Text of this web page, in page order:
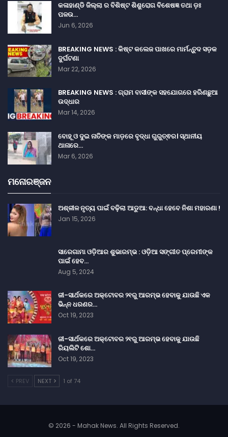
କଳାହାଣ୍ଡି ଜିଲ୍ଲା ର ବିଶିଷ୍ଟ ଶିଶୁରୋଗ ବିଶେଷଜ୍ଞ ତଥା ଡ଼ଃ
ପଳଉ…
Jun 6, 2026
BREAKING NEWS : କିଷ୍ଟ କଲେଜ ପାଖରେ ମାର୍ମନ୍ତୁଦ ସଡ଼କ
ଦୁର୍ଘଟଣା
Mar 22, 2026
BREAKING NEWS : ଗ୍ରାମ ବାସୀଙ୍କ ସହଯୋଗରେ ହରିଣଛୁଆ
ଉଦ୍ଧାର
Mar 14, 2026
ବୋହୂ ଓ ଦୁଇ ନାତିଙ୍କ ମାଡ଼ରେ ବୃଦ୍ଧା ଗୁରୁତ୍ଵର। ସ୍ଥାନୀୟ
ଥାନାରେ…
Mar 6, 2026
ମନୋରଞ୍ଜନ
ଅଶ୍ଳୀଳ ନୃତ୍ୟ ପାଇଁ ବଢ଼ିଲା ଆଡୁଆ: ବନ୍ଧା ହେବେ ନିଶା ମହାରଣା !
Jan 15, 2026
ସାରେଗାମା ଓଡ଼ିଆର ଶୁଭାରମ୍ଭ : ଓଡ଼ିଆ ସଙ୍ଗୀତ ପ୍ରେମୀଙ୍କ
ପାଇଁ ହେବ…
Aug 5, 2024
ଜୀ-ସାର୍ଥକରେ ଅକ୍ଟୋବର ୨୧ରୁ ଆରମ୍ଭ ହେବାକୁ ଯାଉଛି ଏକ
ଭିନ୍ନ ଧରଣର…
Oct 19, 2023
ଜୀ-ସାର୍ଥକରେ ଅକ୍ଟୋବର ୨୧ରୁ ଆରମ୍ଭ ହେବାକୁ ଯାଉଛି
ରିୟଲିଟି ଶୋ…
Oct 19, 2023
PREV NEXT 1 of 74
© 2026 - Mahak News. All Rights Reserved.